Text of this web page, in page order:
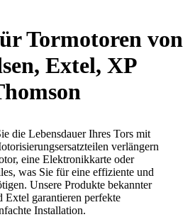
Tormotoren von
Extel, XP
die Lebensdauer Ihres Tors mit
verlängern
eine Elektronikkarte oder
was Sie für eine effiziente und
Unsere Produkte bekannter
garantieren perfekte
Installation.